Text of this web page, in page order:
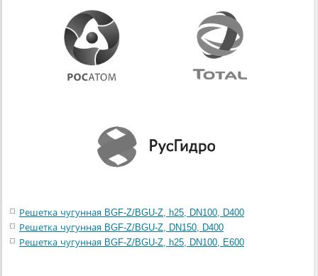
Решетка чугунная BGF-Z/BGU-Z, h25, DN100, D400
Решетка чугунная BGF-Z/BGU-Z, DN150, D400
Решетка чугунная BGF-Z/BGU-Z, h25, DN100, E600